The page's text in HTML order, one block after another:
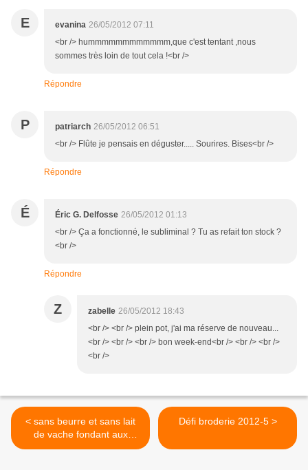
E evanina 26/05/2012 07:11
<br /> hummmmmmmmmmmm,que c'est tentant ,nous
sommes très loin de tout cela !<br />
Répondre
P patriarch 26/05/2012 06:51
<br /> Flûte je pensais en déguster..... Sourires. Bises<br />
Répondre
É Éric G. Delfosse 26/05/2012 01:13
<br /> Ça a fonctionné, le subliminal ? Tu as refait ton stock ?
<br />
Répondre
Z zabelle 26/05/2012 18:43
<br /> <br /> plein pot, j'ai ma réserve de nouveau...
<br /> <br /> <br /> bon week-end<br /> <br /> <br />
<br />
< sans beurre et sans lait
de vache fondant aux
châtaignes....
Défi broderie 2012-5 >